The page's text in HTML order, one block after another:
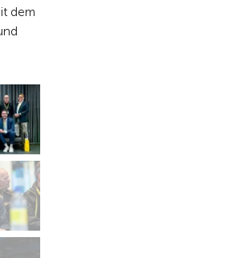
dem